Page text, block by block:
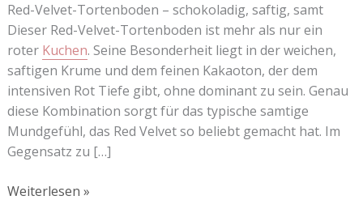
Red-Velvet-Tortenboden – schokoladig, saftig, samt
Dieser Red-Velvet-Tortenboden ist mehr als nur ein
roter Kuchen. Seine Besonderheit liegt in der weichen,
saftigen Krume und dem feinen Kakaoton, der dem
intensiven Rot Tiefe gibt, ohne dominant zu sein. Genau
diese Kombination sorgt für das typische samtige
Mundgefühl, das Red Velvet so beliebt gemacht hat. Im
Gegensatz zu […]
Weiterlesen »